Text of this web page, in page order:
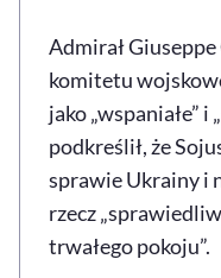
Admirał
komitetu
jako „wspaniałe” i
podkreślił, że
sprawie Ukrainy i
rzecz
trwałego pokoju”.